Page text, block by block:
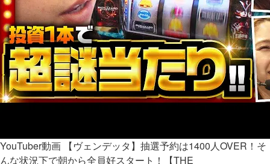
YouTuber動画
【ヴェンデッタ】抽選予約は1400人OVER！そ
んな状況下で朝から全員好スタート！【THE